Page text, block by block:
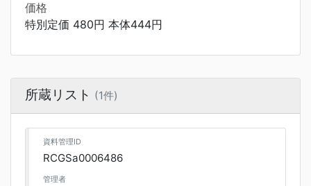
価格
特別定価 480円 本体444円
所蔵リスト (1件)
資料管理ID
RCGSa0006486
管理者